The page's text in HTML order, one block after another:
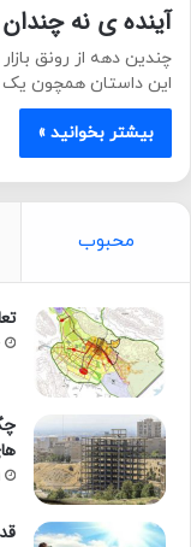
آینده ی نه
چندین دهه از رونق
این داستان همچون یک
بیشتر بخوانید »
محبوب